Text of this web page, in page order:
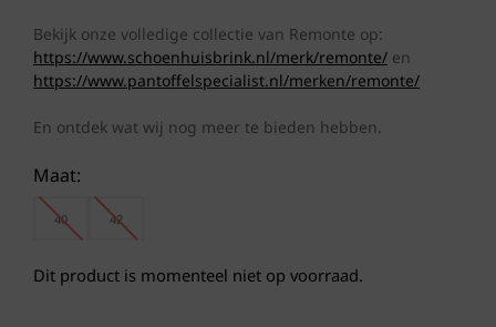
Bekijk onze volledige collectie van Remonte op:
https://www.schoenhuisbrink.nl/merk/remonte/ en
https://www.pantoffelspecialist.nl/merken/remonte/
En ontdek wat wij nog meer te bieden hebben.
Maat:
40 42
Dit product is momenteel niet op voorraad.